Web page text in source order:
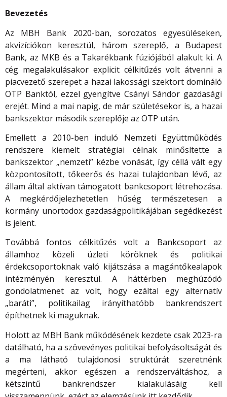
Bevezetés
Az MBH Bank 2020-ban, sorozatos egyesüléseken,
akvizíciókon keresztül, három szereplő, a Budapest
Bank, az MKB és a Takarékbank fúziójából alakult ki. A
cég megalakulásakor explicit célkitűzés volt átvenni a
piacvezető szerepet a hazai lakossági szektort domináló
OTP Banktól, ezzel gyengítve Csányi Sándor gazdasági
erejét. Mind a mai napig, de már születésekor is, a hazai
bankszektor második szereplője az OTP után.
Emellett a 2010-ben induló Nemzeti Együttműködés
rendszere kiemelt stratégiai célnak minősítette a
bankszektor „nemzeti” kézbe vonását, így céllá vált egy
központosított, tőkeerős és hazai tulajdonban lévő, az
állam által aktívan támogatott bankcsoport létrehozása.
A megkérdőjelezhetetlen hűség természetesen a
kormány unortodox gazdaságpolitikájában segédkezést
is jelent.
Továbbá fontos célkitűzés volt a Bankcsoport az
államhoz közeli üzleti köröknek és politikai
érdekcsoportoknak való kijátszása a magántőkealapok
intézményén keresztül. A háttérben meghúzódó
gondolatmenet az volt, hogy ezáltal egy alternatív
„baráti”, politikailag irányíthatóbb bankrendszert
építhetnek ki maguknak.
Holott az MBH Bank működésének kezdete csak 2023-ra
datálható, ha a szövevényes politikai befolyásoltságát és
a ma látható tulajdonosi struktúrát szeretnénk
megérteni, akkor egészen a rendszerváltáshoz, a
kétszintű bankrendszer kialakulásáig kell